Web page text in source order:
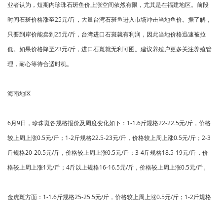
业者认为，短期内珍珠石斑鱼价上涨空间依然有限，尤其是在福建地区。前段
时间石斑价格涨至25元/斤，大量台湾石斑鱼进入市场冲击当地鱼价。据了解，
只要到岸价能卖到25元/斤，台湾进口石斑就有利润，因此当地价格迅速被拉
低。如果价格降至23元/斤，进口石斑就无利可图。建议养殖户更多关注养殖管
理，耐心等待合适时机。
海南地区
6月9日，珍珠斑各规格报价及周度变化如下：1-1.6斤规格22-22.5元/斤，价格
较上周上涨0.5元/斤；1-2斤规格22.5-23元/斤，价格较上周上涨0.5元/斤；2-3
斤规格20-20.5元/斤，价格较上周上涨0.5元/斤；3-4斤规格18.5-19元/斤，价
格较上周上涨1元/斤；4斤以上规格16-16.5元/斤，价格较上周上涨0.5元/斤。
金虎斑方面：1-1.6斤规格25-25.5元/斤，价格较上周上涨0.5元/斤；1-2斤规格